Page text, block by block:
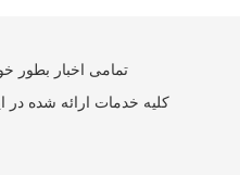
تمامی اخبار بطور
کلیه خدمات ارائه شده در